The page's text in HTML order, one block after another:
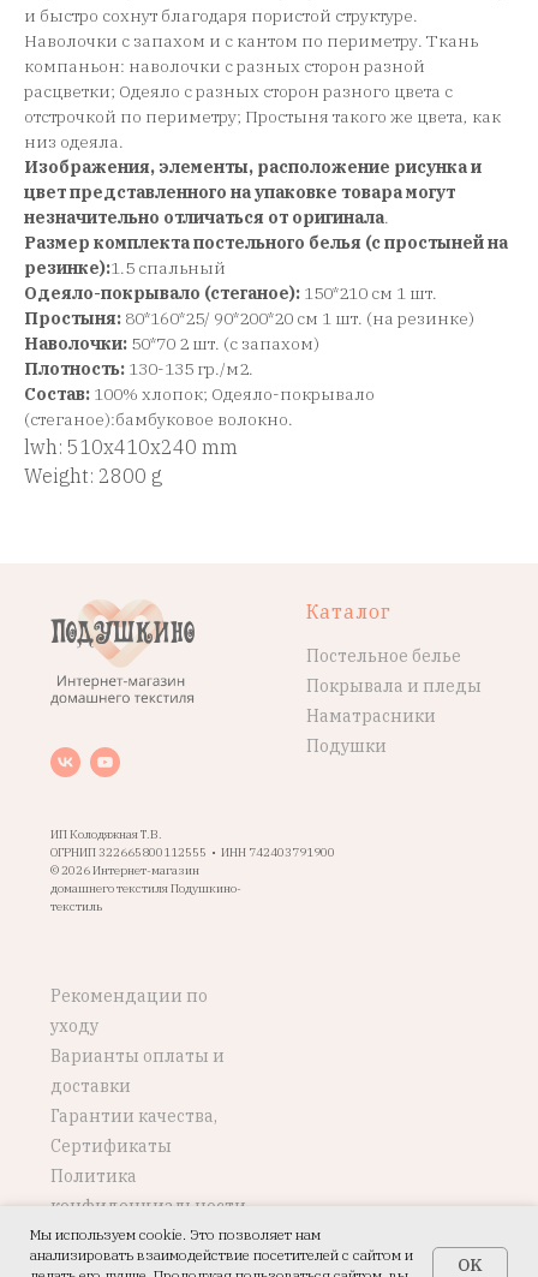
Добавить в корзину
и быстро сохнут благодаря пористой структуре.
Наволочки с запахом и с кантом по периметру. Ткань
компаньон: наволочки с разных сторон разной
расцветки; Одеяло с разных сторон разного цвета с
отстрочкой по периметру; Простыня такого же цвета, как
низ одеяла.
Изображения, элементы, расположение рисунка и
цвет представленного на упаковке товара могут
незначительно отличаться от оригинала.
Размер комплекта постельного белья (c простыней на
резинке):1.5 спальный
Одеяло-покрывало (стеганое): 150*210 см 1 шт.
Простыня: 80*160*25/ 90*200*20 см 1 шт. (на резинке)
Наволочки: 50*70 2 шт. (с запахом)
Плотность: 130-135 гр./м2.
Состав: 100% хлопок; Одеяло-покрывало
(стеганое):бамбуковое волокно.
lwh: 510x410x240 mm
Weight: 2800 g
ИП Колодяжная Т.В.
ОГРНИП 322665800112555 • ИНН 742403791900
© 2026 Интернет-магазин
домашнего текстиля Подушкино-
текстиль
Каталог
Постельное белье
Покрывала и пледы
Наматрасники
Подушки
Рекомендации по
уходу
Варианты оплаты и
доставки
Гарантии качества,
Сертификаты
Политика
конфиденциальности
Возврат, обмен
Мы используем cookie. Это позволяет нам
анализировать взаимодействие посетителей с сайтом и
OK